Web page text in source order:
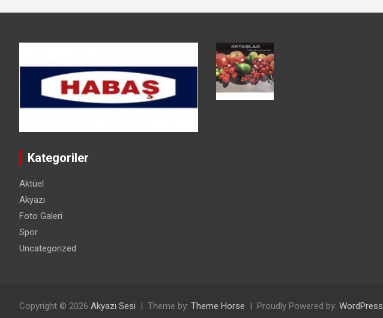
Kategoriler
Aktüel
Akyazı
Foto Galeri
Spor
Uncategorized
Copyright © 2026 Akyazı Sesi Theme by: Theme Horse Proudly Powered by: WordPress